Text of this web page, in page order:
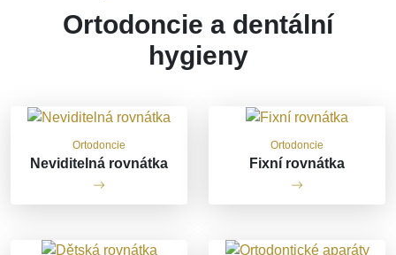
Ortodoncie a dentální
hygieny
Ortodoncie
Neviditelná rovnátka
Ortodoncie
Fixní rovnátka